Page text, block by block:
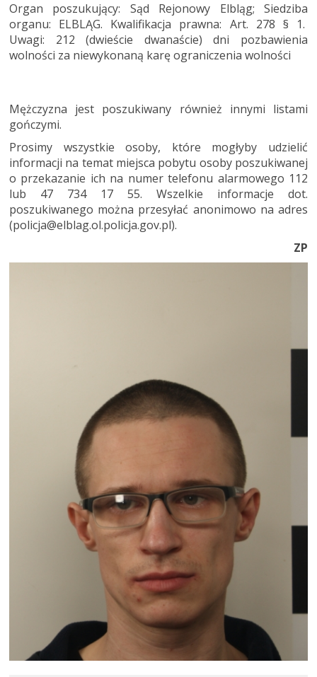
Organ poszukujący: Sąd Rejonowy Elbląg; Siedziba
organu: ELBLĄG. Kwalifikacja prawna: Art. 278 § 1.
Uwagi: 212 (dwieście dwanaście) dni pozbawienia
wolności za niewykonaną karę ograniczenia wolności
Mężczyzna jest poszukiwany również innymi listami
gończymi.
Prosimy wszystkie osoby, które mogłyby udzielić
informacji na temat miejsca pobytu osoby poszukiwanej
o przekazanie ich na numer telefonu alarmowego 112
lub 47 734 17 55. Wszelkie informacje dot.
poszukiwanego można przesyłać anonimowo na adres
(policja@elblag.ol.policja.gov.pl).
ZP